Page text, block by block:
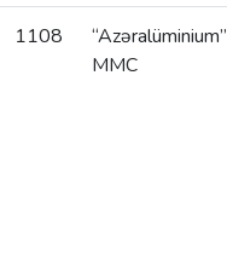
1108
“Azəralüminium”
MMC